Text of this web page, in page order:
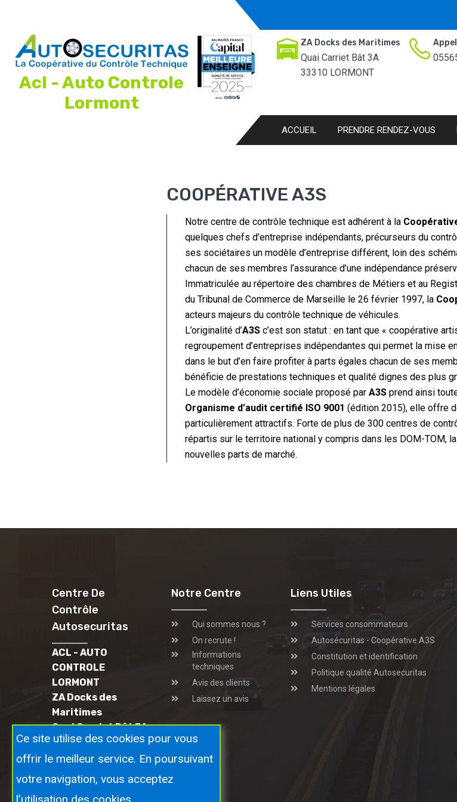
Acl - Auto Controle
Lormont
ZA Docks des Maritimes
Quai Carriet Bât 3A
33310 LORMONT
ACCUEIL PRENDRE RENDEZ-VOUS
COOPÉRATIVE A3S
Notre centre de contrôle technique est adhérent à la
quelques chefs d’entreprise indépendants, précurseurs du
ses sociétaires un modèle d’entreprise différent, loin des
chacun de ses membres l’assurance d’une indépendance
Immatriculée au répertoire des chambres de Métiers et au
du Tribunal de Commerce de Marseille le 26 février 1997, la
acteurs majeurs du contrôle technique de véhicules.
L’originalité d’A3Sc’est son statut : en tant que « coopérative
regroupement d’entreprises indépendantes qui permet la mise
dans le but d’en faire profiter à parts égales chacun de ses
bénéficie de prestations techniques et qualité dignes des plus
Le modèle d’économie sociale proposé par A3Sprend ainsi
Organisme d’audit certifié ISO 9001 (édition 2015), elle offre
particulièrement attractifs. Forte de plus de 300 centres de
répartis sur le territoire national y compris dans les DOM-TOM, la
nouvelles parts de marché.
Centre De
Contrôle
Autosecuritas
ACL - AUTO
CONTROLE
LORMONT
ZA Docks des
Maritimes
Quai Carriet Bât 3A
33310 LORMONT
0556528294
Notre Centre
Qui sommes nous ?
On recrute !
Informations
techniques
Avis des clients
Laissez un avis
Liens Utiles
Services consommateurs
Autosécuritas - Coopérative A3S
Constitution et identification
Politique qualité Autosecuritas
Mentions légales
Ce site utilise des cookies pour vous
offrir le meilleur service. En poursuivant
votre navigation, vous acceptez